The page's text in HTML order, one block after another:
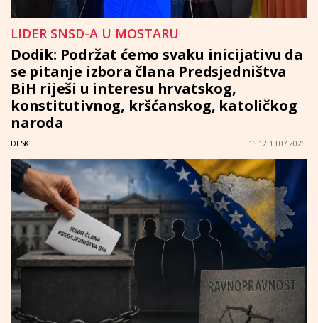
LIDER SNSD-A U MOSTARU
Dodik: Podržat ćemo svaku inicijativu da
se pitanje izbora člana Predsjedništva
BiH riješi u interesu hrvatskog,
konstitutivnog, kršćanskog, katoličkog
naroda
DESK 15:12 13.07.2026.